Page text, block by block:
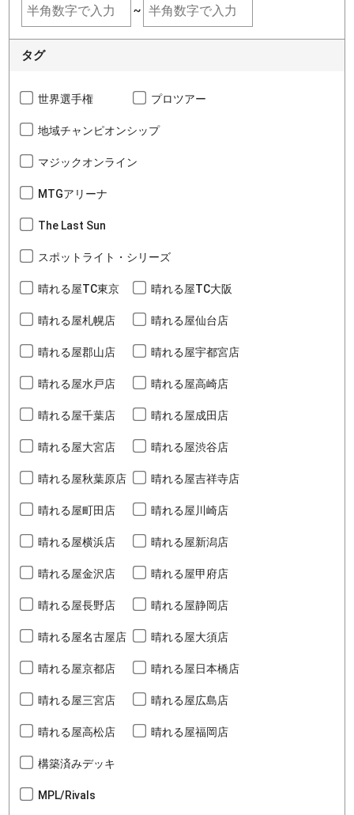
~
タグ
世界選手権 プロツアー
地域チャンピオンシップ
マジックオンライン
MTGアリーナ
The Last Sun
スポットライト・シリーズ
晴れる屋TC東京 晴れる屋TC大阪
晴れる屋札幌店 晴れる屋仙台店
晴れる屋郡山店 晴れる屋宇都宮店
晴れる屋水戸店 晴れる屋高崎店
晴れる屋千葉店 晴れる屋成田店
晴れる屋大宮店 晴れる屋渋谷店
晴れる屋秋葉原店 晴れる屋吉祥寺店
晴れる屋町田店 晴れる屋川崎店
晴れる屋横浜店 晴れる屋新潟店
晴れる屋金沢店 晴れる屋甲府店
晴れる屋長野店 晴れる屋静岡店
晴れる屋名古屋店 晴れる屋大須店
晴れる屋京都店 晴れる屋日本橋店
晴れる屋三宮店 晴れる屋広島店
晴れる屋高松店 晴れる屋福岡店
構築済みデッキ
MPL/Rivals